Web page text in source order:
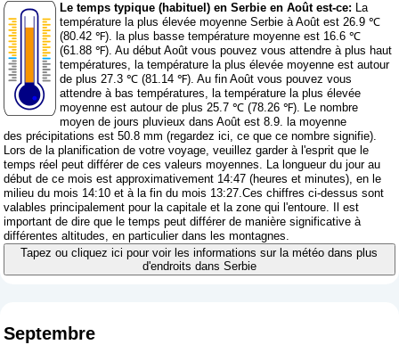
Le temps typique (habituel) en Serbie en Août est-ce: La
température la plus élevée moyenne Serbie à Août est 26.9 ℃
(80.42 ℉). la plus basse température moyenne est 16.6 ℃
(61.88 ℉). Au début Août vous pouvez vous attendre à plus haut
températures, la température la plus élevée moyenne est autour
de plus 27.3 ℃ (81.14 ℉). Au fin Août vous pouvez vous
attendre à bas températures, la température la plus élevée
moyenne est autour de plus 25.7 ℃ (78.26 ℉). Le nombre
moyen de jours pluvieux dans Août est 8.9. la moyenne
des précipitations est 50.8 mm (regardez ici, ce que ce nombre signifie).
Lors de la planification de votre voyage, veuillez garder à l'esprit que le
temps réel peut différer de ces valeurs moyennes. La longueur du jour au
début de ce mois est approximativement 14:47 (heures et minutes), en le
milieu du mois 14:10 et à la fin du mois 13:27.Ces chiffres ci-dessus sont
valables principalement pour la capitale et la zone qui l'entoure. Il est
important de dire que le temps peut différer de manière significative à
différentes altitudes, en particulier dans les montagnes.
Tapez ou cliquez ici pour voir les informations sur la météo dans plus
d'endroits dans Serbie
Septembre